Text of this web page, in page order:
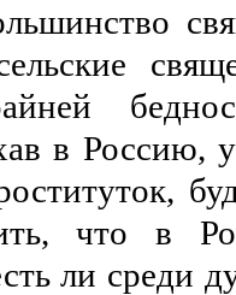
в Россию,
что в
ли среди